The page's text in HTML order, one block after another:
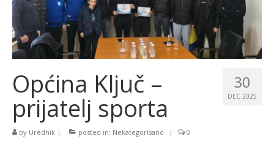
Značajni datumi i manifestacije
Program energetske efikasnosti u stambenom
sektoru
30
DEC 2025
Općina Ključ –
prijatelj sporta
by Urednik | posted in: Nekategorisano | 0